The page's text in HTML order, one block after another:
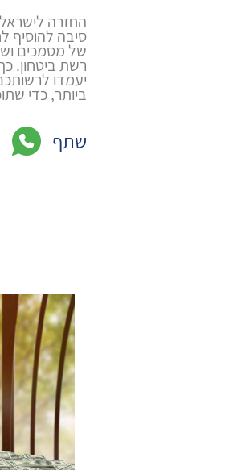
החזרה
סיבה להוסיף
של מסמכים
רשת ביטחון.
יעמדו
ביותר, כדי
שתף